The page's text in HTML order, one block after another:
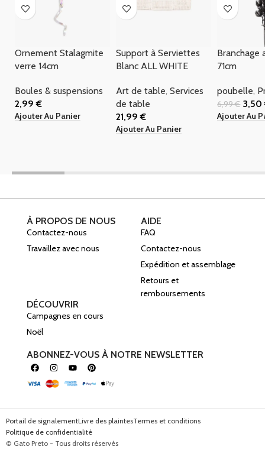
Ornement Stalagmite
verre 14cm
Boules & suspensions
2,99€
Ajouter Au Panier
Support à Serviettes
Blanc ALL WHITE
Art de table,Services
de table
21,99€
Ajouter Au Panier
Branchage
71cm
poubelle,
6,99€ 3,50
Ajouter Au
À PROPOS DE NOUS
Contactez-nous
Travaillez avec nous
AIDE
FAQ
Contactez-nous
Expédition et assemblage
Retours et
remboursements
DÉCOUVRIR
Campagnes en cours
Noël
ABONNEZ-VOUS À NOTRE NEWSLETTER
Portail de signalementLivre des plaintesTermes et conditions
Politique de confidentialité
© Gato Preto - Tous droits réservés